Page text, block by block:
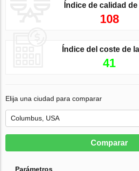
Índice de calidad
108
Índice del coste de
41
Elija una ciudad para comparar
Comparar
Parámetros